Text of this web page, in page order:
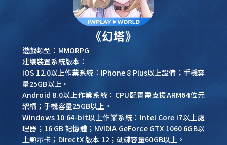
《幻塔》
遊戲類型：MMORPG
建議裝置系統版本：
iOS 12.0以上作業系統：iPhone 8 Plus以上設備；手機容
量25GB以上。
Android 8.0以上作業系統：CPU配置需支援ARM64位元
架構；手機容量25GB以上。
Windows 10 64-bit以上作業系統：Intel Core i7以上處
理器；16 GB 記憶體；NVIDIA GeForce GTX 1060 6GB以
上顯示卡；DirectX 版本 12；硬碟容量60GB以上。